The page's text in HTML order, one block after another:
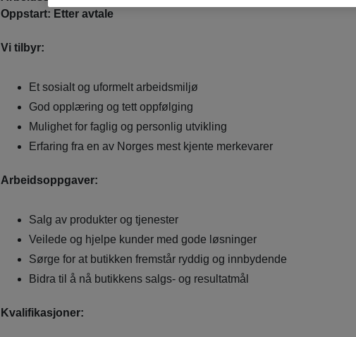
Oppstart: Etter avtale
Vi tilbyr:
Et sosialt og uformelt arbeidsmiljø
God opplæring og tett oppfølging
Mulighet for faglig og personlig utvikling
Erfaring fra en av Norges mest kjente merkevarer
Arbeidsoppgaver:
Salg av produkter og tjenester
Veilede og hjelpe kunder med gode løsninger
Sørge for at butikken fremstår ryddig og innbydende
Bidra til å nå butikkens salgs- og resultatmål
Kvalifikasjoner: